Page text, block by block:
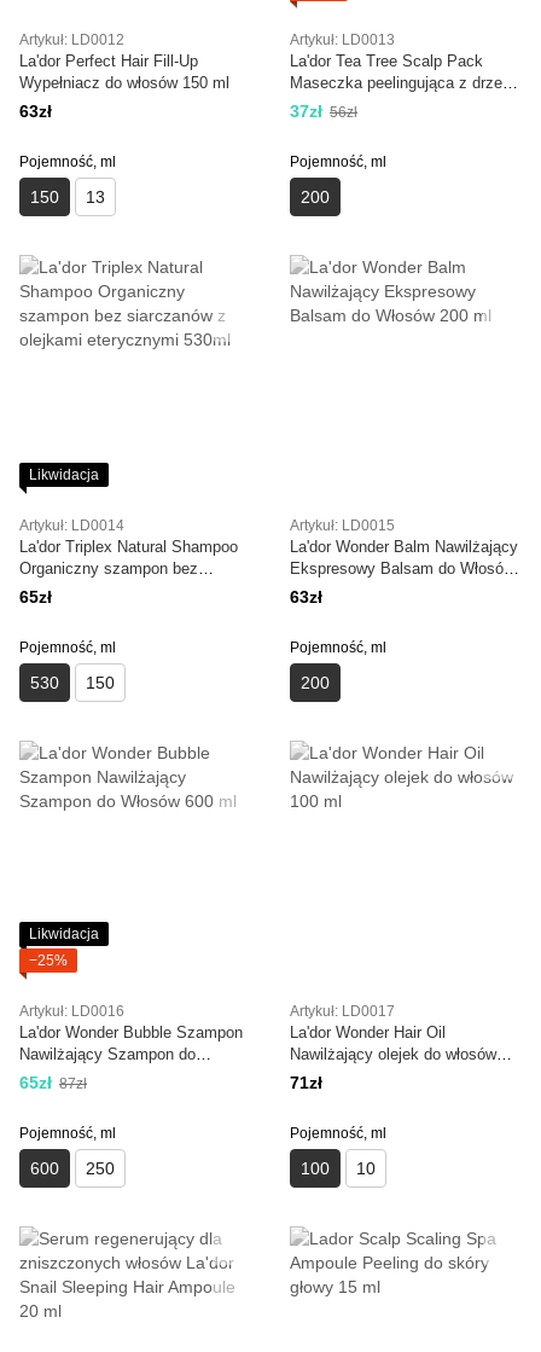
Artykuł: LD0012
La'dor Perfect Hair Fill-Up
Wypełniacz do włosów 150 ml
63zł
Pojemność, ml
150 13
Artykuł: LD0013
La'dor Tea Tree Scalp Pack
Maseczka peelingująca z drzewa
herbacianego 200 ml
37zł 56zł
Pojemność, ml
200
Likwidacja
Artykuł: LD0014
La'dor Triplex Natural Shampoo
Organiczny szampon bez
siarczanów z olejkami
65zł
Pojemność, ml
530 150
Artykuł: LD0015
La'dor Wonder Balm Nawilżający
Ekspresowy Balsam do Włosów
200 ml
63zł
Pojemność, ml
200
Likwidacja
−25%
Artykuł: LD0016
La'dor Wonder Bubble Szampon
Nawilżający Szampon do
Włosów 600 ml
65zł 87zł
Pojemność, ml
600 250
Artykuł: LD0017
La'dor Wonder Hair Oil
Nawilżający olejek do włosów
100 ml
71zł
Pojemność, ml
100 10